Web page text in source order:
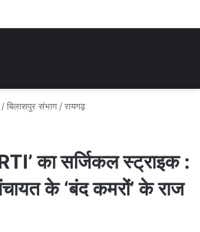
/बिलासपुर संभाग /रायगढ़
का सर्जिकल स्ट्राइक :
के ‘बंद कमरों’ के राज